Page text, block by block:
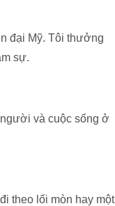
đại Mỹ. Tôi thưởng
sự.
và cuộc sống ở
theo lối mòn hay một